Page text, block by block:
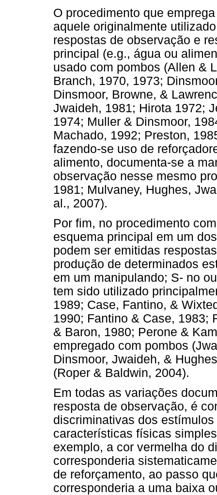
O procedimento que
aquele originalmente
respostas de observação e
principal (e.g., água ou
usado com pombos (Allen &
Branch, 1970, 1973;
Dinsmoor, Browne, &
Jwaideh, 1981; Hirota 1972;
1974; Muller & Dinsmoor,
Machado, 1992; Preston,
fazendo-se uso de
alimento, documenta-se a
observação nesse mesmo
1981; Mulvaney, Hughes,
al., 2007).
Por fim, no procedimento
esquema principal em um
podem ser emitidas
produção de determinados
em um manipulando; S- no
tem sido utilizado
1989; Case, Fantino, &
1990; Fantino & Case, 1983;
& Baron, 1980; Perone &
empregado com pombos
Dinsmoor, Jwaideh, &
(Roper & Baldwin, 2004).
Em todas as variações
resposta de observação, é
discriminativas dos
características físicas
exemplo, a cor vermelha do
corresponderia
de reforçamento, ao passo
corresponderia a uma baixa